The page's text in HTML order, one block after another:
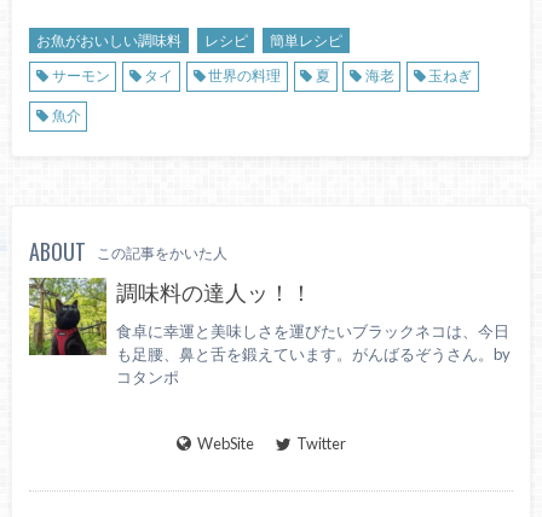
お魚がおいしい調味料 レシピ
簡単レシピ
サーモン
タイ 世界の料理 夏 海老 玉ねぎ
魚介
ABOUT この記事をかいた人
調味料の達人ッ！！
食卓に幸運と美味しさを運びたいブラックネコは、今日
も足腰、鼻と舌を鍛えています。がんばるぞうさん。by
コタンポ
WebSite Twitter